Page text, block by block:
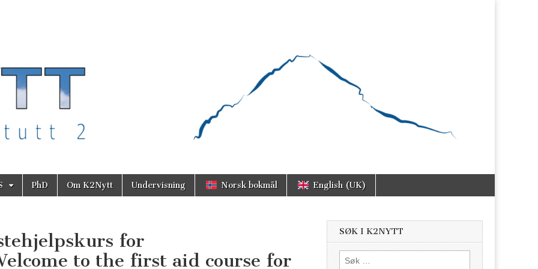
PhD Om K2Nytt Undervisning Norsk bokmål English (UK)
for
to the first aid course for
SØK I K2NYTT
Søk